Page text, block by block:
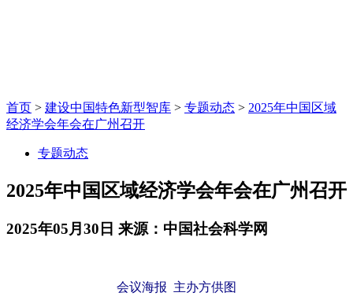
首页 > 建设中国特色新型智库 > 专题动态 > 2025年中国区域
经济学会年会在广州召开
专题动态
2025年中国区域经济学会年会在广州召开
2025年05月30日 来源：中国社会科学网
会议海报 主办方供图